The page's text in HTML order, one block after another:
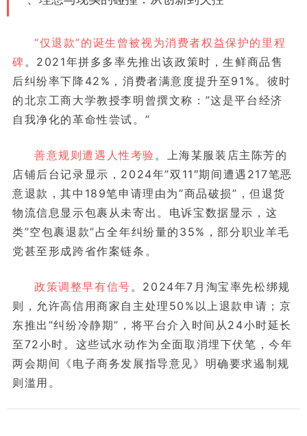
“仅退款”的诞生曾被视为消费者权益保护的里程
碑。2021年拼多多率先推出该政策时，生鲜商品售
后纠纷率下降42%，消费者满意度提升至91%。彼时
的北京工商大学教授李明曾撰文称：”这是平台经济
自我净化的革命性尝试。”
善意规则遭遇人性考验 。上海某服装店主陈芳的
店铺后台记录显示，2024年”双11″期间遭遇217笔恶
意退款，其中189笔申请理由为”商品破损”，但退货
物流信息显示包裹从未寄出。电诉宝数据显示，这
类”空包裹退款”占全年纠纷量的35%，部分职业羊毛
党甚至形成跨省作案链条。
政策调整早有信号。2024年7月淘宝率先松绑规
则，允许高信用商家自主处理50%以上退款申请；京
东推出”纠纷冷静期”，将平台介入时间从24小时延长
至72小时。这些试水动作为全面取消埋下伏笔，今年
两会期间《电子商务发展指导意见》明确要求遏制规
则滥用。